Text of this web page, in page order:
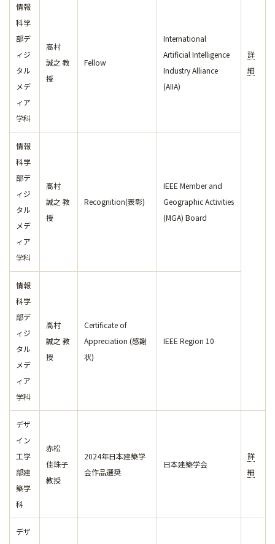
詳
細
情報
科学
部デ
ィジ
タル
メデ
ィア
学科
高村
誠之 教
授
Fellow
International
Artificial Intelligence
Industry Alliance
(AIIA)
情報
科学
部デ
ィジ
タル
メデ
ィア
学科
高村
誠之 教
授
Recognition(表彰)
IEEE Member and
Geographic Activities
(MGA) Board
情報
科学
部デ
ィジ
タル
メデ
ィア
学科
高村
誠之 教
授
Certificate of
Appreciation (感謝
状)
IEEE Region 10
デザ
イン
工学
部建
築学
科
赤松
佳珠子
教授
2024年日本建築学
会作品選奨
日本建築学会
詳
細
デザ